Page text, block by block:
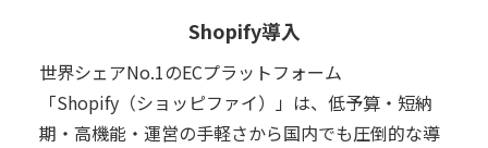
Shopify導入
世界シェアNo.1のECプラットフォーム
「Shopify（ショッピファイ）」は、低予算・短納
期・高機能・運営の手軽さから国内でも圧倒的な導